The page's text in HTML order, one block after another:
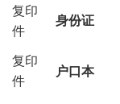
复印
件
身份证
复印
件
户口本